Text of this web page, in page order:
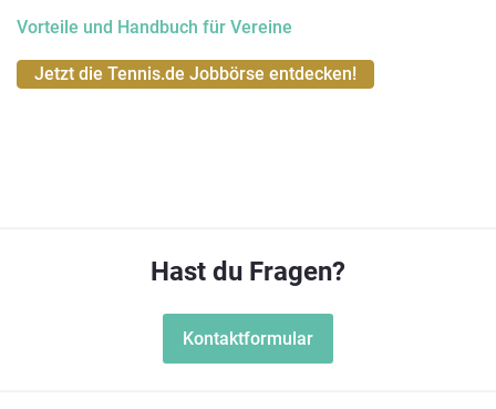
Vorteile und Handbuch für Vereine
Jetzt die Tennis.de Jobbörse entdecken!
Hast du Fragen?
Kontaktformular